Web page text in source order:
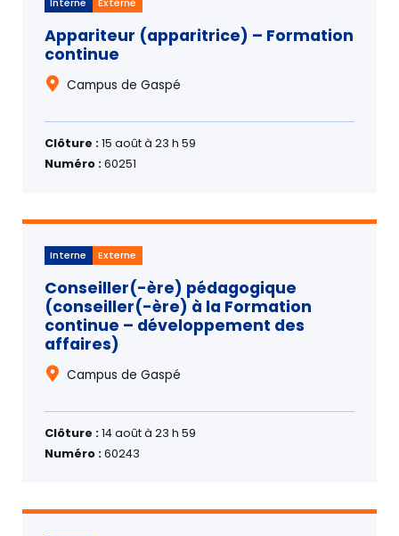
Appariteur (apparitrice) – Formation
continue
Campus de Gaspé
Clôture :15 août à 23 h 59
Numéro :60251
Interne Externe
Conseiller(-ère) pédagogique
(conseiller(-ère) à la Formation
continue – développement des
affaires)
Campus de Gaspé
Clôture :14 août à 23 h 59
Numéro :60243